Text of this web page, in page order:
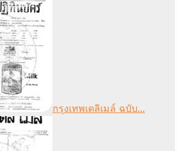
กรุงเทพเดลิเมล์ ฉบับ...